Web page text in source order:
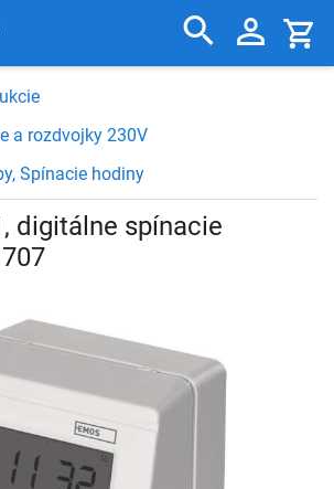
a rozdvojky 230V
Spínacie hodiny
digitálne spínacie